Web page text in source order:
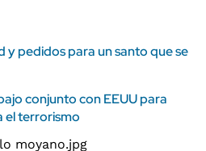
pedidos para un santo que se
conjunto con EEUU para
el terrorismo